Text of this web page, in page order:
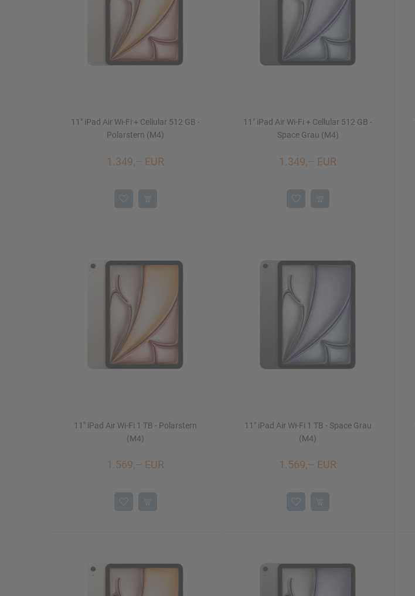
11" iPad Air Wi-Fi + Cellular 512 GB -
Polarstern (M4)
1.349,– EUR
11" iPad Air Wi-Fi + Cellular 512 GB -
Space Grau (M4)
1.349,– EUR
11" iPad Air Wi-Fi 1 TB - Polarstern
(M4)
1.569,– EUR
11" iPad Air Wi-Fi 1 TB - Space Grau
(M4)
1.569,– EUR